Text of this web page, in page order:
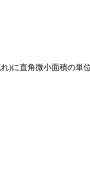
)に直角微小面積の単